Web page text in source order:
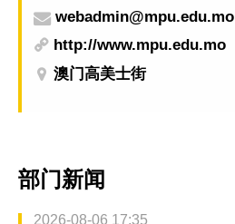
webadmin@mpu.edu.mo
http://www.mpu.edu.mo
澳门高美士街
部门新闻
2026-08-06 17:35